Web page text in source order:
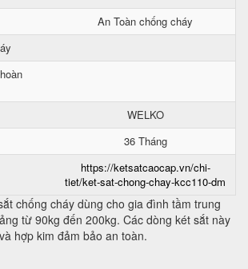
An Toàn chống cháy
WELKO
36 Tháng
https://ketsatcaocap.vn/chi-
tiet/ket-sat-chong-chay-kcc110-dm
chống cháy dùng cho gia đình tầm trung
từ 90kg đến 200kg. Các dòng két sắt này
hợp kim đảm bảo an toàn.